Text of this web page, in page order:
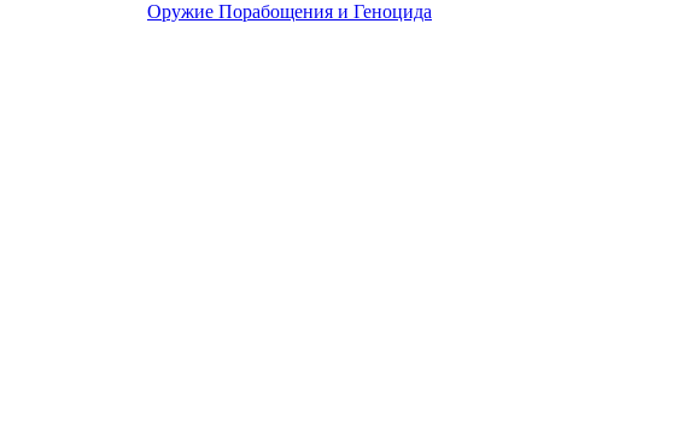
Оружие Порабощения и Геноцида